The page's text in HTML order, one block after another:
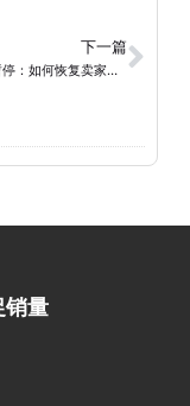
下一篇
亚马逊账户暂停：如何恢复卖家账户？
销量​